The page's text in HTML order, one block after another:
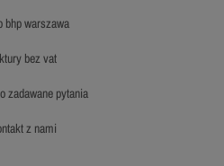
bhp warszawa
bez vat
zadawane pytania
z nami